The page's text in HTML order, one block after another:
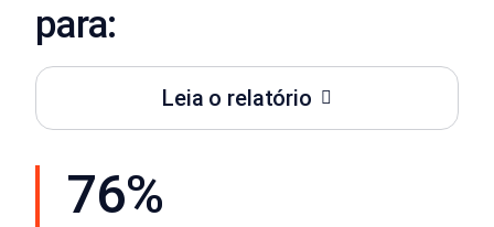
para:
Leia o relatório
76%